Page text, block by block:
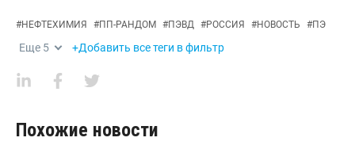
#НЕФТЕХИМИЯ #ПП-РАНДОМ #ПЭВД #РОССИЯ #НОВОСТЬ #ПЭ
Еще 5 +Добавить все теги в фильтр
Похожие новости